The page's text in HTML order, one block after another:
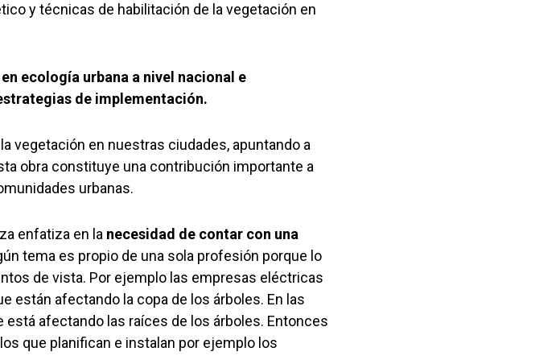
y técnicas de habilitación de la vegetación en
ecología urbana a nivel nacional e
de implementación.
vegetación en nuestras ciudades, apuntando a
obra constituye una contribución importante a
urbanas.
enfatiza en la necesidad de contar con una
tema es propio de una sola profesión porque lo
de vista. Por ejemplo las empresas eléctricas
están afectando la copa de los árboles. En las
afectando las raíces de los árboles. Entonces
que planifican e instalan por ejemplo los